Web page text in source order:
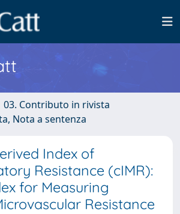
03. Contributo in rivista
Nota a sentenza
Index of
Resistance (cIMR):
for Measuring
Resistance